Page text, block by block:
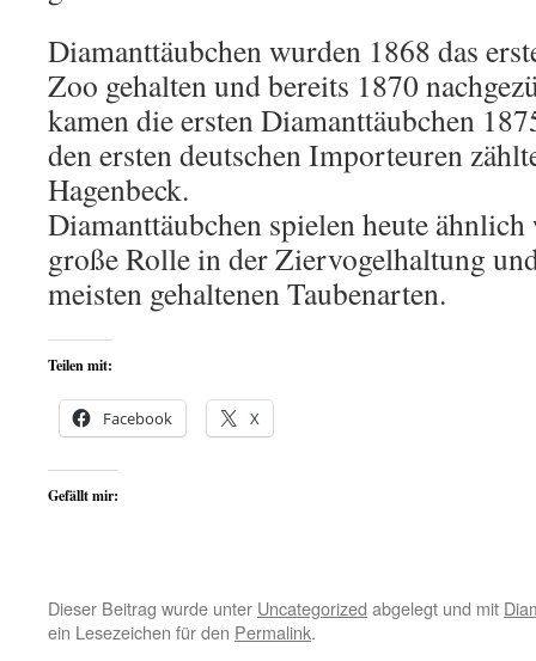
Diamanttäubchen wurden 1868 das
Zoo gehalten und bereits 1870
kamen die ersten Diamanttäubchen
den ersten deutschen Importeuren
Hagenbeck.
Diamanttäubchen spielen heute
große Rolle in der Ziervogelhaltung
meisten gehaltenen Taubenarten.
Teilen mit:
Facebook X
Gefällt mir:
Dieser Beitrag wurde unter Uncategorized abgelegt und mit
ein Lesezeichen für den Permalink.